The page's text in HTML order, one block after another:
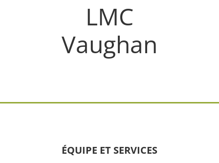
LMC
Vaughan
ÉQUIPE ET SERVICES